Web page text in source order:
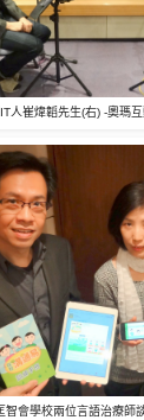
人崔煒韜先生(右) -奧瑪互
智會學校兩位言語治療師